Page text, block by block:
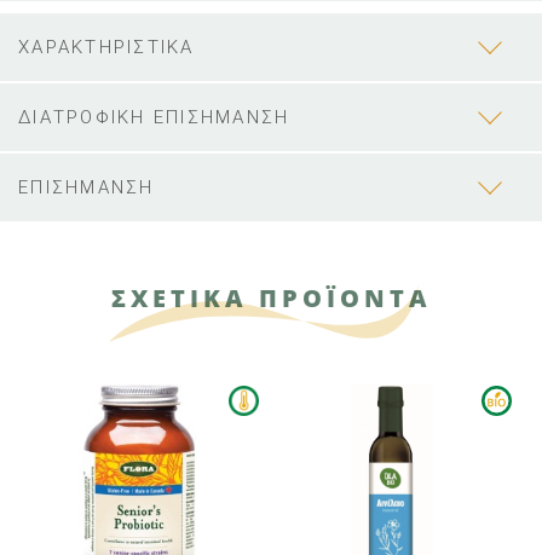
ΧΑΡΑΚΤΗΡΙΣΤΙΚΑ
ΔΙΑΤΡΟΦΙΚΗ ΕΠΙΣΗΜΑΝΣΗ
ΕΠΙΣΗΜΑΝΣΗ
ΣΧΕΤΙΚΑ ΠΡΟΪΟΝΤΑ